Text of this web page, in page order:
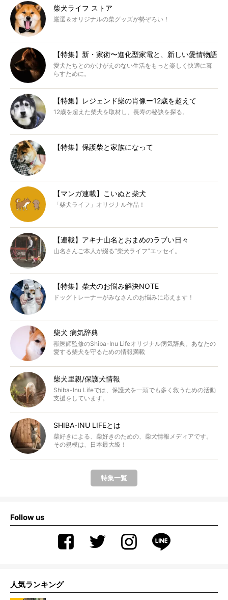
柴犬ライフ ストア
厳選＆オリジナルの柴グッズが勢ぞろい！
【特集】新・家術〜進化型家電と、新しい愛情物語
愛犬たちとのかけがえのない生活をもっと楽しく快適に暮
らすために。
【特集】レジェンド柴の肖像ー12歳を超えて
12歳を超えた柴犬を取材し、長寿の秘訣を探る。
【特集】保護柴と家族になって
【マンガ連載】こいぬと柴犬
「柴犬ライフ」オリジナル作品！
【連載】アキナ山名とおまめのラブい日々
山名さんご本人が綴る“柴犬ライフ”エッセイ。
【特集】柴犬のお悩み解決NOTE
ドッグトレーナーがみなさんのお悩みに応えます！
柴犬 病気辞典
獣医師監修のShiba-Inu Lifeオリジナル病気辞典。あなたの
愛する柴犬を守るための情報満載
柴犬里親/保護犬情報
Shiba-Inu Lifeでは、保護犬を一頭でも多く救うための活動
支援をしています。
SHIBA-INU LIFEとは
柴好きによる、柴好きのための、柴犬情報メディアです。
その規模は、日本最大級！
特集一覧
Follow us
人気ランキング